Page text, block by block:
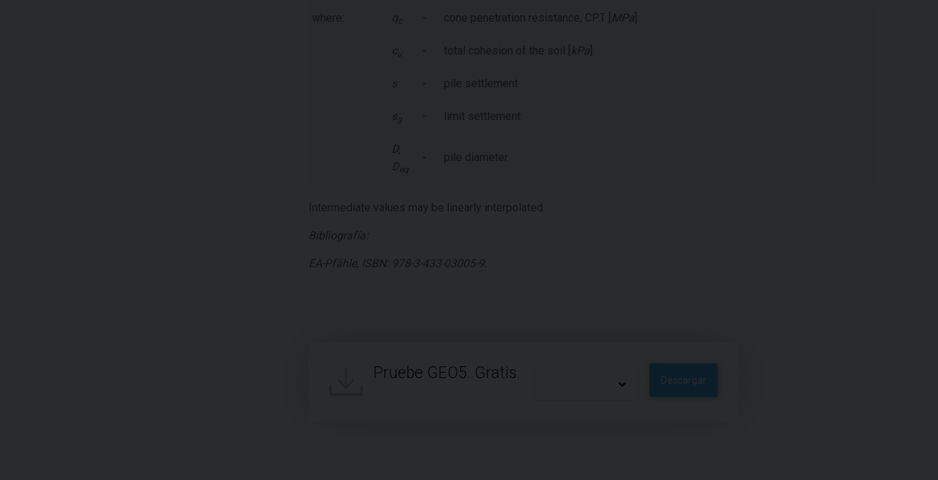
where: q - cone penetration resistance, CPT [ MPa
c u - total cohesion of the soil [ kPa
s - pile settlement
s g - limit settlement
D,
Deq
- pile diameter
Intermediate values may be linearly interpolated.
Bibliografía:
EA-Pfähle, ISBN: 978-3-433-03005-9.
Pruebe GEO5. Gratis. Descargar